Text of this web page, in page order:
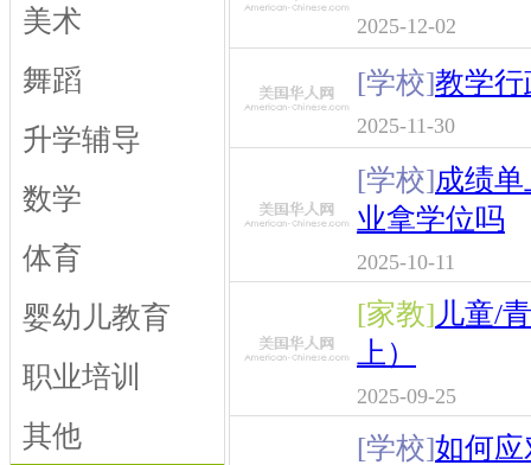
美术
舞蹈
升学辅导
数学
体育
婴幼儿教育
职业培训
其他
2025-12-02
[学校]教学
2025-11-30
[学校]成绩
业拿学位吗
2025-10-11
[家教] 儿童/
上）
2025-09-25
[学校]如何